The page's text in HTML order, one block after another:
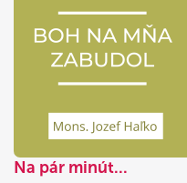
Na pár minút...